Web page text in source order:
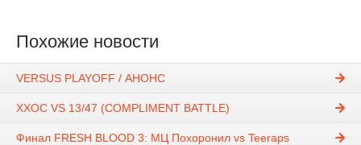
Похожие новости
VERSUS PLAYOFF / АНОНС
ХХОС VS 13/47 (COMPLIMENT BATTLE)
Финал FRESH BLOOD 3: МЦ Похоронил vs Teeraps